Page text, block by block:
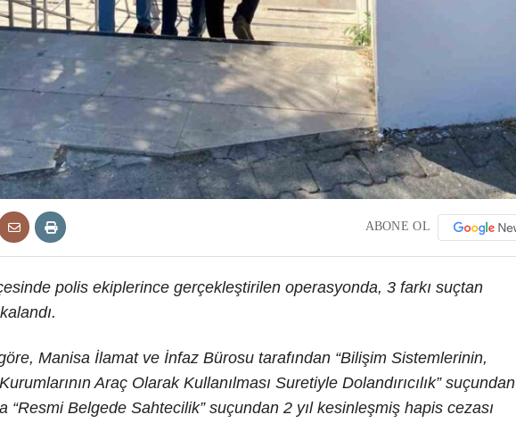
ABONE OL
polis ekiplerince gerçekleştirilen operasyonda, 3 farkı suçtan
Manisa İlamat ve İnfaz Bürosu tarafından “Bilişim Sistemlerinin,
Araç Olarak Kullanılması Suretiyle Dolandırıcılık” suçundan
“Resmi Belgede Sahtecilik” suçundan 2 yıl kesinleşmiş hapis cezası